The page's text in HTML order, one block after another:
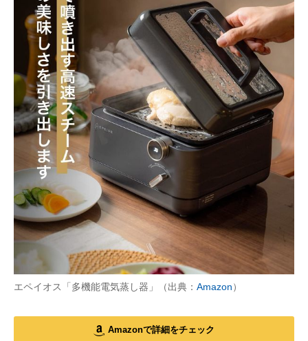
エペイオス「多機能電気蒸し器」（出典： Amazon）
Amazonで詳細をチェック